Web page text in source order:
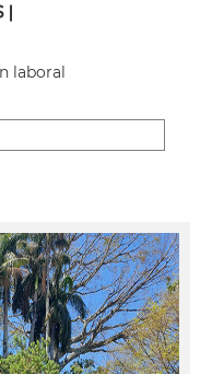
|
laboral